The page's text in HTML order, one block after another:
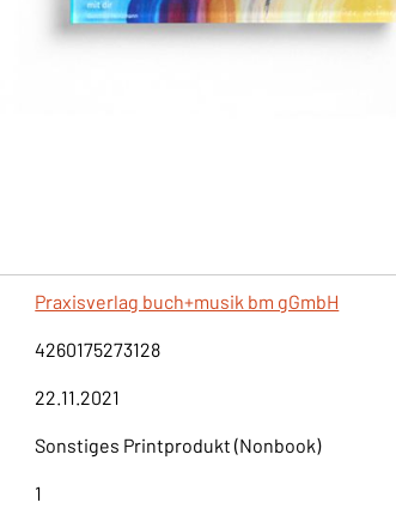
Praxisverlag buch+musik bm gGmbH
4260175273128
22.11.2021
Sonstiges Printprodukt (Nonbook)
1